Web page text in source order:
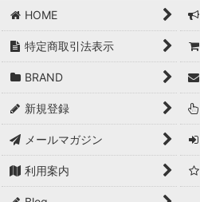
HOME
特定商取引法表示
BRAND
新規登録
メールマガジン
利用案内